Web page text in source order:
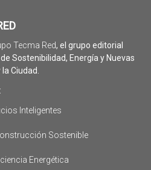
Tecma Red, el grupo editorial
Sostenibilidad, Energía y Nuevas
Ciudad.
Inteligentes
Sostenible
Energética